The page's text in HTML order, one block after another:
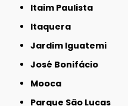
Itaim Paulista
Itaquera
Jardim Iguatemi
José Bonifácio
Mooca
Parque São Lucas